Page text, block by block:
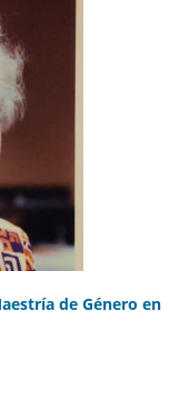
de Género en